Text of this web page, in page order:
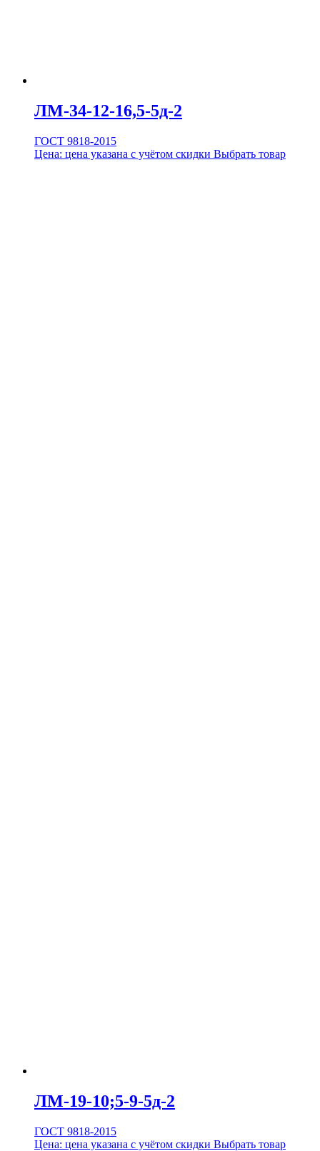
ЛМ-34-12-16,5-5д-2
ГОСТ 9818-2015
Цена: цена указана с учётом скидки Выбрать товар
ЛМ-19-10;5-9-5д-2
ГОСТ 9818-2015
Цена: цена указана с учётом скидки Выбрать товар